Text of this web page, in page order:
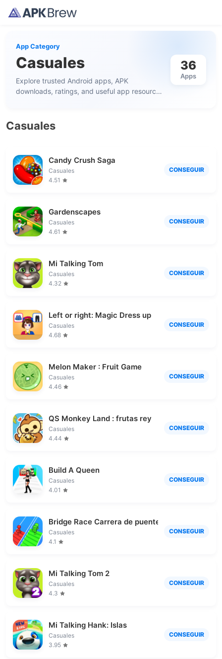
App Category
Casuales
Explore trusted Android apps, APK
downloads, ratings, and useful app resources
36
Apps
Casuales
Candy Crush Saga
Casuales
4.51
CONSEGUIR
Gardenscapes
Casuales
4.61
CONSEGUIR
Mi Talking Tom
Casuales
4.32
CONSEGUIR
Left or right: Magic Dress up
Casuales
4.68
CONSEGUIR
Melon Maker : Fruit Game
Casuales
4.46
CONSEGUIR
QS Monkey Land : frutas rey
Casuales
4.44
CONSEGUIR
Build A Queen
Casuales
4.01
CONSEGUIR
Bridge Race Carrera de puentes
Casuales
4.1
CONSEGUIR
Mi Talking Tom 2
Casuales
4.3
CONSEGUIR
Mi Talking Hank: Islas
Casuales
3.95
CONSEGUIR